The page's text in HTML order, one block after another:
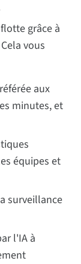
grâce à
vous
aux
minutes, et
équipes et
surveillance
l'IA à